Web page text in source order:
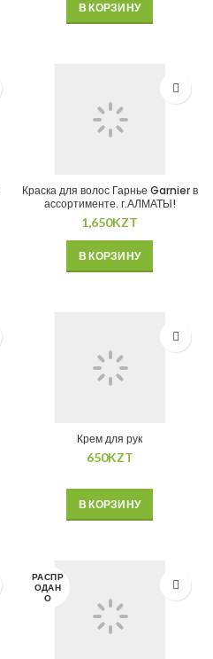
В КОРЗИНУ
Краска для волос Гарнье Garnier в
ассортименте. г.АЛМАТЫ!
1,650KZT
В КОРЗИНУ
Крем для рук
650KZT
В КОРЗИНУ
РАСПР
ОДАН
О